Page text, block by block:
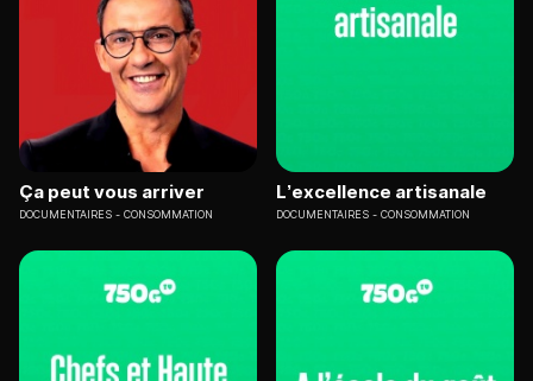
Ça peut vous arriver
DOCUMENTAIRES CONSOMMATION
L’excellence artisanale
DOCUMENTAIRES CONSOMMATION